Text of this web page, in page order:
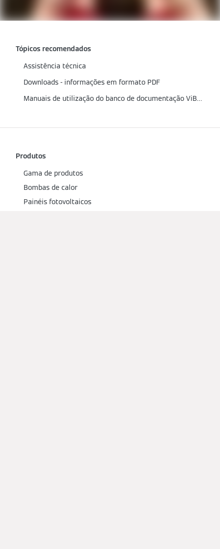
Tópicos recomendados
Assistência técnica
Downloads - informações em formato PDF
Manuais de utilização do banco de documentação ViBooks
Produtos
Gama de produtos
Bombas de calor
Painéis fotovoltaicos